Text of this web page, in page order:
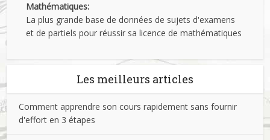
Mathématiques:
La plus grande base de données de sujets d'examens
et de partiels pour réussir sa licence de mathématiques
Les meilleurs articles
Comment apprendre son cours rapidement sans fournir
d'effort en 3 étapes